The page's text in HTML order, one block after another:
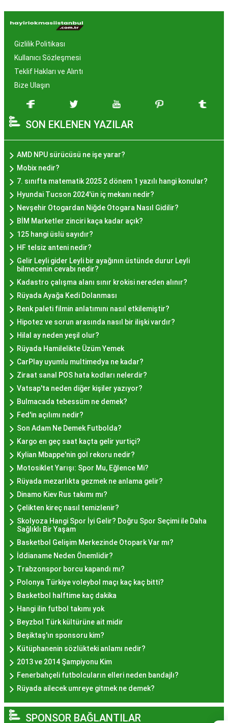
Hayır Lokması İstanbul'da
Neden Popüler?
İstanbul, tarih ve kültür mirasıyla öne çıkan bir
şehir olmasıyla birlikte, geleneksel lezzetlerle de
zenginleşmiştir. Hayır lokması, özel günlerde
hazırlanan ve lezzetiyle damaklarda unutulmaz
izler bırakan bir tatlıdır. İstanbul'da popüler
olmasının arkasında bu eşsiz lezzetin herkesi
cezbetmesi ve geleneksel dokunuşlarla
hazırlanması yatmaktadır.
Hayır Lokması İstanbul'da
Nerede Bulunur?
İstanbul genelinde birçok yerel işletme ve
pastane, hayır lokması sunmaktadır. Geleneksel
Eyüp gibi tarihi semtlerdeki lokantalarda Hayır
Lokması deneyimi daha da özel olabilir. Ayrıca,
Beyoğlu, Kadıköy, ve Beşiktaş gibi modern
semtlerde de bu lezzeti bulabilirsiniz.
Hayır Lokması Fiyatları
İstanbul'da Nasıl?
Hayır lokması fiyatları İstanbulgenelinde
mekanlara ve sunulan hizmete göre değişiklik
gösterir. Genellikle porsiyon bazında satılan hayır
lokmalarının fiyatları uygun olup, lezzetin
kalitesiyle uyumlu bir deneyim sunar. İstanbul'da
farklı mekanlarda çeşitli fiyat seçeneklerini
değerlendirerek, bütçenize uygun bir hayır lokması
bulabilirsiniz.
Hayır Lokması İstanbul
Deneyiminde Nelere Dikkat
Edilmeli?
İstanbul'da hayır lokması deneyimini daha özel
Geleneksel Mekanları Tercih Edin:
Tarihi
semtlerdeki geleneksel pastanelerde hayır
lokması deneyimi daha otantik olabilir.
Yerel Tavsiyelere Kulak Verin:
yaşayanların önerilerini değerlendirerek en iyi
hayır lokması mekanlarını keşfedin.
Özel Günlerde Ziyaret Edin:
hayır organizasyonlarında, lezzet daha bir anlam
kazanır.
Hayır Lokması İstanbul'da
Gizlilik Politikası
Kullanıcı Sözleşmesi
Teklif Hakları ve Alıntı
Bize Ulaşın
SON EKLENEN YAZILAR
AMD NPU sürücüsü ne işe yarar?
Mobix nedir?
7. sınıfta matematik 2025 2 dönem 1 yazılı hangi konular?
Hyundai Tucson 2024'ün iç mekanı nedir?
Nevşehir Otogardan Niğde Otogara Nasıl Gidilir?
BİM Marketler zinciri kaça kadar açık?
125 hangi üslü sayıdır?
HF telsiz anteni nedir?
Gelir Leyli gider Leyli bir ayağının üstünde durur Leyli
bilmecenin cevabı nedir?
Kadastro çalışma alanı sınır krokisi nereden alınır?
Rüyada Ayağa Kedi Dolanması
Renk paleti filmin anlatımını nasıl etkilemiştir?
Hipotez ve sorun arasında nasıl bir ilişki vardır?
Hilal ay neden yeşil olur?
Rüyada Hamilelikte Üzüm Yemek
CarPlay uyumlu multimedya ne kadar?
Ziraat sanal POS hata kodları nelerdir?
Vatsap'ta neden diğer kişiler yazıyor?
Bulmacada tebessüm ne demek?
Fed'in açılımı nedir?
Son Adam Ne Demek Futbolda?
Kargo en geç saat kaçta gelir yurtiçi?
Kylian Mbappe'nin gol rekoru nedir?
Motosiklet Yarışı: Spor Mu, Eğlence Mi?
Rüyada mezarlıkta gezmek ne anlama gelir?
Dinamo Kiev Rus takımı mı?
Çelikten kireç nasıl temizlenir?
Skolyoza Hangi Spor İyi Gelir? Doğru Spor Seçimi ile Daha
Sağlıklı Bir Yaşam
Basketbol Gelişim Merkezinde Otopark Var mı?
İddianame Neden Önemlidir?
Trabzonspor borcu kapandı mı?
Polonya Türkiye voleybol maçı kaç kaç bitti?
Basketbol halftime kaç dakika
Hangi ilin futbol takımı yok
Beyzbol Türk kültürüne ait midir
Beşiktaş'ın sponsoru kim?
Kütüphanenin sözlükteki anlamı nedir?
2013 ve 2014 Şampiyonu Kim
Fenerbahçeli futbolcuların elleri neden bandajlı?
Rüyada ailecek umreye gitmek ne demek?
SPONSOR BAĞLANTILAR